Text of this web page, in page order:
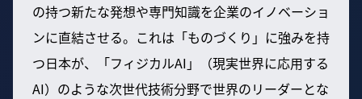
の持つ新たな発想や専門知識を企業のイノベーショ
ンに直結させる。これは「ものづくり」に強みを持
つ日本が、「フィジカルAI」（現実世界に応用する
AI）のような次世代技術分野で世界のリーダーとな